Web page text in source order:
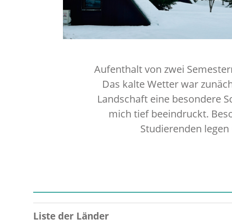
Aufenthalt von zwei
Das kalte Wetter war
Landschaft eine besondere
mich tief beeindruckt.
Studierenden
Liste der Länder